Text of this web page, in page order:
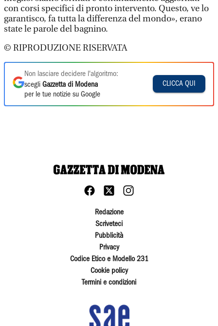
con corsi specifici di pronto intervento. Questo, ve lo
garantisco, fa tutta la differenza del mondo», erano
state le parole del bagnino.
© RIPRODUZIONE RISERVATA
Non lasciare decidere l'algoritmo:
scegli Gazzetta di Modena
per le tue notizie su Google
CLICCA QUI
Redazione
Scriveteci
Pubblicità
Privacy
Codice Etico e Modello 231
Cookie policy
Termini e condizioni